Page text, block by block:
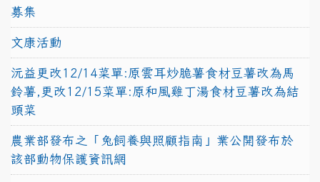
募集
文康活動
沅益更改12/14菜單:原雲耳炒脆薯食材豆薯改為馬
鈴薯,更改12/15菜單:原和風雞丁湯食材豆薯改為結
頭菜
農業部發布之「兔飼養與照顧指南」業公開發布於
該部動物保護資訊網